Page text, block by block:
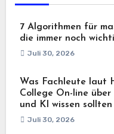
7 Algorithmen für
die immer noch
Juli 30, 2026
Was Fachleute laut
College On-line über
und KI wissen sollten
Juli 30, 2026